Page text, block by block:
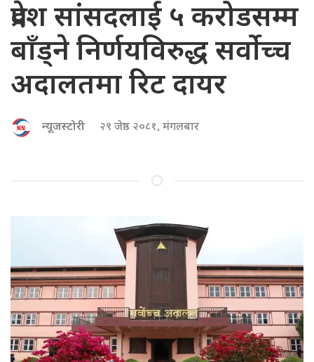
प्रदेश सांसदलाई ५ करोडसम्म
बाँड्ने निर्णयविरुद्ध सर्वाेच्च
अदालतमा रिट दायर
न्यूजस्टोरी २९ जेष्ठ २०८१, मंगलबार